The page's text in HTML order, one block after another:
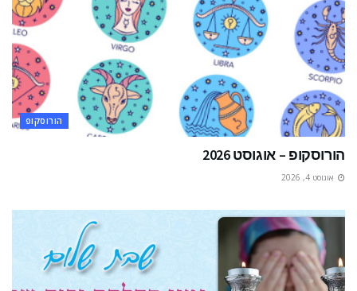
הורוסקופ
הורוסקופ – אוגוסט 2026
אוגוסט 4, 2026